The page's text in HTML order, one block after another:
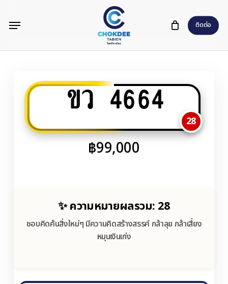
content
ติดต่อ
Menu
ขว 4664
28
฿99,000
✨ ความหมายผลรวม: 28
ชอบคิดค้นสิ่งใหม่ๆ มีความคิดสร้างสรรค์ กล้าลุย กล้าเสี่ยง
หมุนเงินเก่ง